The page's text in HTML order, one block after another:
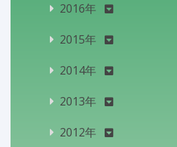
2016年
2015年
2014年
2013年
2012年